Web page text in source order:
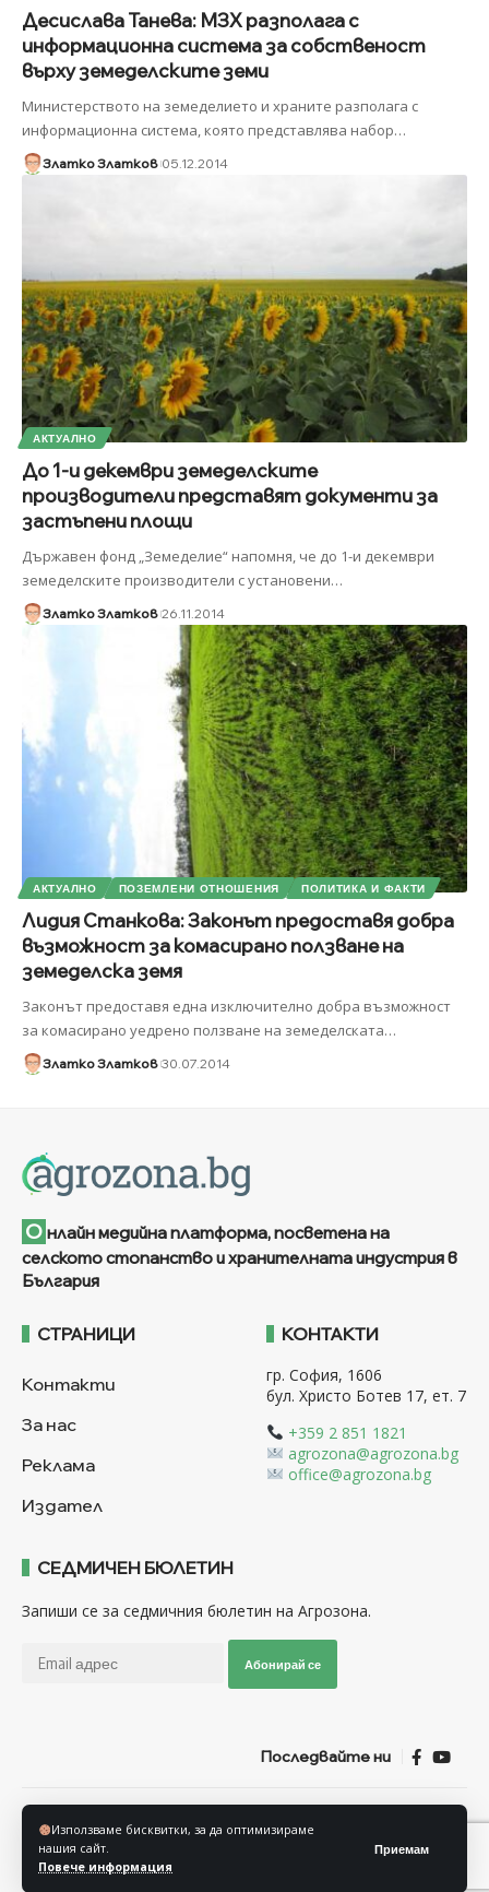
Използваме бисквитки, за да оптимизираме
нашия сайт.
Повече информация
Приемам
Десислава Танева: МЗХ разполага с
информационна система за собственoст
върху земеделските земи
Министерството на земеделието и храните разполага с
информационна система, която представлява набор…
Златко Златков 05.12.2014
АКТУАЛНО
До 1-и декември земеделските
производители представят документи за
застъпени площи
Държавен фонд „Земеделие“ напомня, че до 1-и декември
земеделските производители с установени…
Златко Златков 26.11.2014
АКТУАЛНО ПОЗЕМЛЕНИ ОТНОШЕНИЯ ПОЛИТИКА И ФАКТИ
Лидия Станкова: Законът предоставя добра
възможност за комасирано ползване на
земеделска земя
Законът предоставя една изключително добра възможност
за комасирано уедрено ползване на земеделската…
Златко Златков 30.07.2014
О нлайн медийна платформа, посветена на
селското стопанство и хранителната индустрия в
България
СТРАНИЦИ
Контакти
За нас
Реклама
Издател
КОНТАКТИ
гр. София, 1606
бул. Христо Ботев 17, ет. 7
+359 2 851 1821
agrozona@agrozona.bg
office@agrozona.bg
СЕДМИЧЕН БЮЛЕТИН
Запиши се за седмичния бюлетин на Агрозона.
Абонирай се
Последвайте ни
© Агрозона © 2011-2025 Всички права запазени
Политика за защита на личните данни